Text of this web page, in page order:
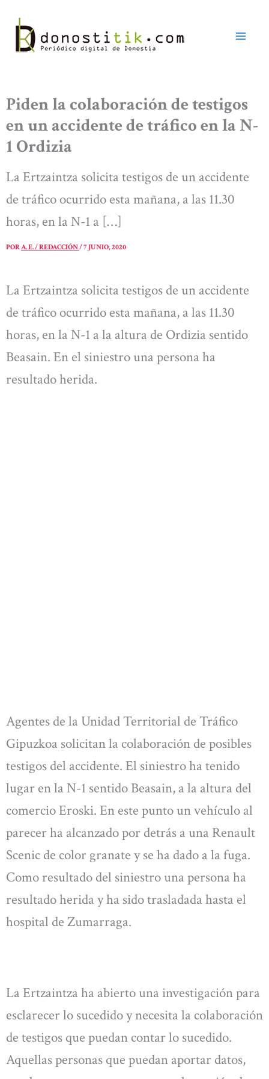
contenido
Piden la colaboración de testigos
en un accidente de tráfico en la N-
1 Ordizia
La Ertzaintza solicita testigos de un accidente
de tráfico ocurrido esta mañana, a las 11.30
horas, en la N-1 a […]
PORA. E. / REDACCIÓN/7 JUNIO, 2020
La Ertzaintza solicita testigos de un accidente
de tráfico ocurrido esta mañana, a las 11.30
horas, en la N-1 a la altura de Ordizia sentido
Beasain. En el siniestro una persona ha
resultado herida.
Agentes de la Unidad Territorial de Tráfico
Gipuzkoa solicitan la colaboración de posibles
testigos del accidente. El siniestro ha tenido
lugar en la N-1 sentido Beasain, a la altura del
comercio Eroski. En este punto un vehículo al
parecer ha alcanzado por detrás a una Renault
Scenic de color granate y se ha dado a la fuga.
Como resultado del siniestro una persona ha
resultado herida y ha sido trasladada hasta el
hospital de Zumarraga.
La Ertzaintza ha abierto una investigación para
esclarecer lo sucedido y necesita la colaboración
de testigos que puedan contar lo sucedido.
Aquellas personas que puedan aportar datos,